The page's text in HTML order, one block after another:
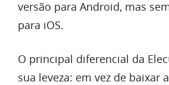
versão para Android, mas
para iOS.
O principal diferencial da
sua leveza: em vez de baixar